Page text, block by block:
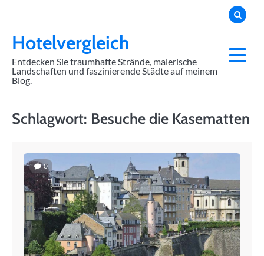
contentHotelvergleich
Entdecken Sie traumhafte Strände, malerische
Landschaften und faszinierende Städte auf meinem
Blog.
Schlagwort: Besuche die Kasematten
0